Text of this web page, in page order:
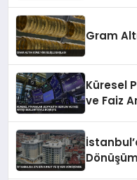
Gram
Küresel
ve Faiz